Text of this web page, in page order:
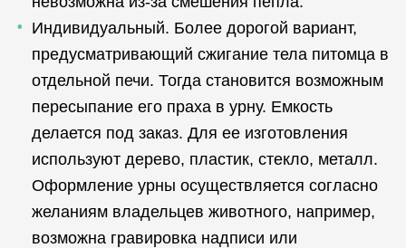
Индивидуальный. Более дорогой вариант,
предусматривающий сжигание тела питомца в
отдельной печи. Тогда становится возможным
пересыпание его праха в урну. Емкость
делается под заказ. Для ее изготовления
используют дерево, пластик, стекло, металл.
Оформление урны осуществляется согласно
желаниям владельцев животного, например,
возможна гравировка надписи или